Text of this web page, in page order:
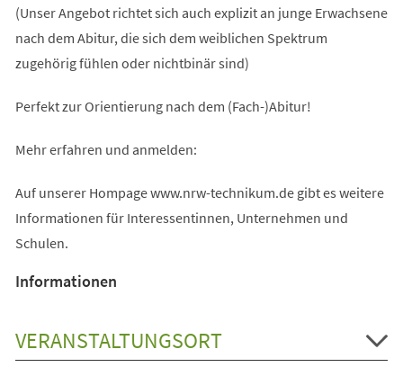
(Unser Angebot richtet sich auch explizit an junge Erwachsene
nach dem Abitur, die sich dem weiblichen Spektrum
zugehörig fühlen oder nichtbinär sind)
Perfekt zur Orientierung nach dem (Fach-)Abitur!
Mehr erfahren und anmelden:
Auf unserer Hompage www.nrw-technikum.de gibt es weitere
Informationen für Interessentinnen, Unternehmen und
Schulen.
Informationen
VERANSTALTUNGSORT